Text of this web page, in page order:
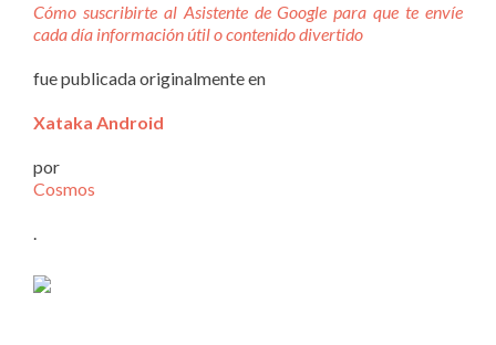
Cómo suscribirte al Asistente de Google para que te envíe
cada día información útil o contenido divertido
fue publicada originalmente en
Xataka Android
por
Cosmos
.